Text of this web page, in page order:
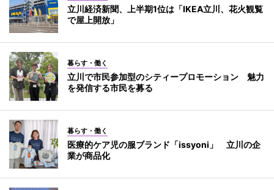
立川経済新聞、上半期1位は「IKEA立川、花火観覧
で屋上開放」
暮らす・働く
立川で市民参加型のシティープロモーション 魅力
を発信する市民を募る
暮らす・働く
医療的ケア児の服ブランド「issyoni」 立川の企
業が商品化